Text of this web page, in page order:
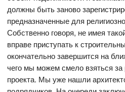
должны быть заново
предназначенные для
Собственно говоря, не имея
вправе приступать к
окончательно завершится на
чего мы можем смело взяться
проекта. Мы уже нашли